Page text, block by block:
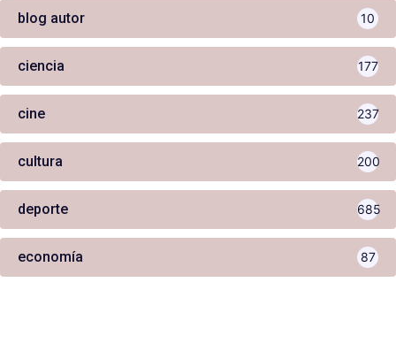
blog autor 10
ciencia 177
cine 237
cultura 200
deporte 685
economía 87